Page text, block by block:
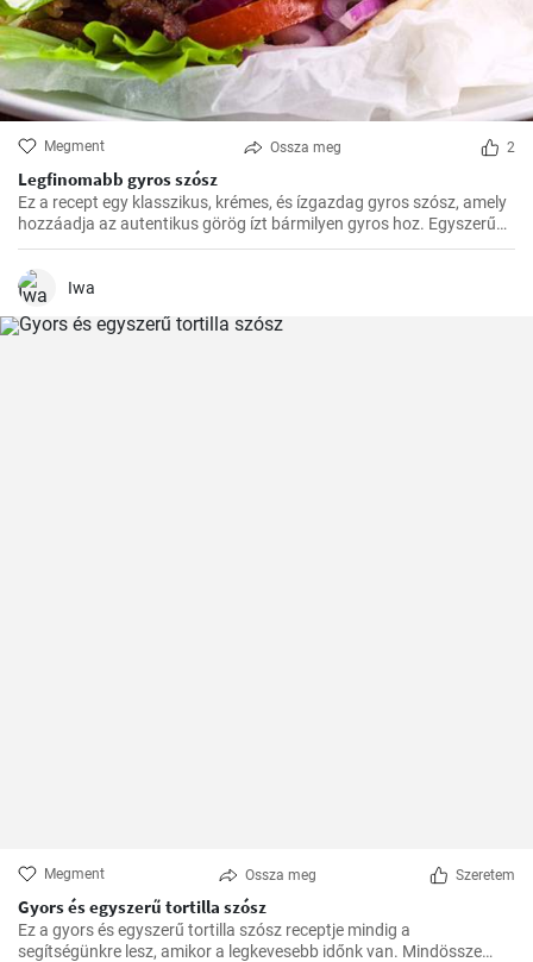
Megment Ossza meg 2
Legfinomabb gyros szósz
Ez a recept egy klasszikus, krémes, és ízgazdag gyros szósz, amely
hozzáadja az autentikus görög ízt bármilyen gyros hoz. Egyszerű
elkészíteni, és garantáltan feldobja a hagyományos görög ételeket.
Iwa
Megment Ossza meg Szeretem
Gyors és egyszerű tortilla szósz
Ez a gyors és egyszerű tortilla szósz receptje mindig a
segítségünkre lesz, amikor a legkevesebb időnk van. Mindössze